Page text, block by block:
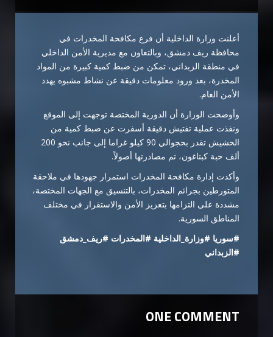
أعلنت وزارة الداخلية أن فرع مكافحة المخدرات في
محافظة ريف دمشق، وبالتعاون مع مديرية الأمن الداخلي
في منطقة الزبداني، تمكن من ضبط كمية كبيرة من المواد
المخدرة، بعد ورود معلومات دقيقة عن نشاط مشبوه يهدد
الأمن العام.
وأوضحت الوزارة أن الدورية المختصة توجهت إلى الموقع
ونفذت عملية تفتيش دقيقة أسفرت عن ضبط كمية من
الحشيش تقدر بحجوالي 90 كيلو غراما إلى جانب نحو 200
ألف حبة كبتاغون، تم مصادرتها أصولاً.
وأكدت إدارة مكافحة المخدرات استمرار جهودها في ملاحقة
المتورطين بجرائم المخدرات، بالتنسيق مع الجهات المختصة،
مشددة على التزامها بتعزيز الأمن والاستقرار في مختلف
المناطق السورية.
#سوريا #وزارة_الداخلية #المخدرات #ريف_دمشق
#الزبداني
ONE COMMENT